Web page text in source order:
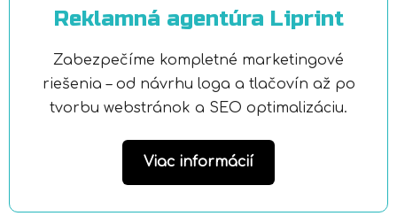
Reklamná agentúra Liprint
Zabezpečíme kompletné marketingové
riešenia – od návrhu loga a tlačovín až po
tvorbu webstránok a SEO optimalizáciu.
Viac informácií